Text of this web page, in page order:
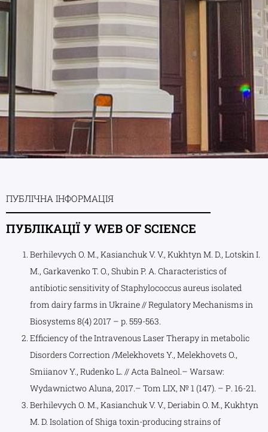
ПУБЛІЧНА ІНФОРМАЦІЯ
ПУБЛІКАЦІЇ У WEB OF SCIENCE
Berhilevych O. М., Kasianchuk V. V., Kukhtyn M. D., Lotskin I.
М., Garkavenko T. O., Shubin P. A. Characteristics of
antibiotic sensitivity of Staphylococcus aureus isolated
from dairy farms in Ukraine // Regulatory Mechanisms in
Biosystems 8(4) 2017 – р. 559-563.
Efficiency of the Intravenous Laser Therapy in metabolic
Disorders Correction /Melekhovets Y., Melekhovets O.,
Smiianov Y., Rudenko L. // Acta Balneol.– Warsaw:
Wydawnictwo Aluna, 2017.– Tom LIX, № 1 (147). – Р. 16-21.
Berhilevych O. М., Kasianchuk V. V., Deriabin O. M., Kukhtyn
M. D. Isolation of Shiga toxin-producing strains of